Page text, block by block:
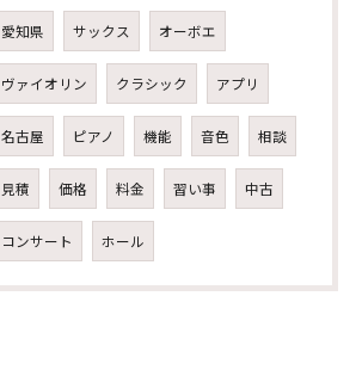
愛知県 サックス オーボエ
ヴァイオリン クラシック アプリ
名古屋 ピアノ 機能 音色 相談
見積 価格 料金 習い事 中古
コンサート ホール